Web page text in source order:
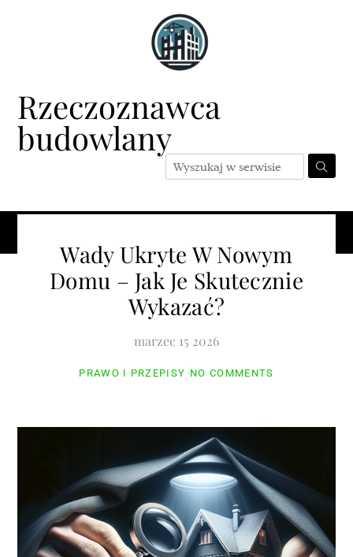
Rzeczoznawca
budowlany
Wady Ukryte W Nowym
Domu – Jak Je Skutecznie
Wykazać?
marzec 15 2026
PRAWO I PRZEPISY NO COMMENTS